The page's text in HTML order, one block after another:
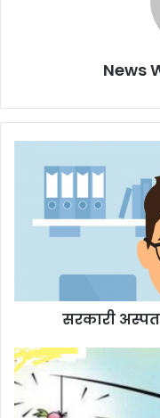
News
से
सौ
डॉ
सरकारी
रा
ह
के